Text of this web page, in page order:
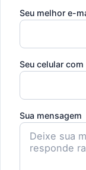
Seu melhor e-
Seu celular com
Sua mensagem